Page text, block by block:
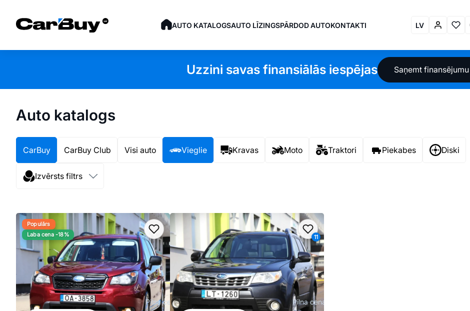
AUTO KATALOGSAUTO LĪZINGSPĀRDOD AUTOKONTAKTI LV
Uzzini savas finansiālās iespējas Saņemt finansējumu
Auto katalogs
CarBuy CarBuy Club Visi auto Vieglie Kravas Moto Traktori Piekabes Diski
Izvērsts filtrs
Pievienot favorītiem
Populārs
Laba cena -18%
Pilna cena
11
Pievienot favorītiem
Pilna cena